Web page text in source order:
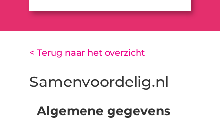
< Terug naar het overzicht
Samenvoordelig.nl
Algemene gegevens